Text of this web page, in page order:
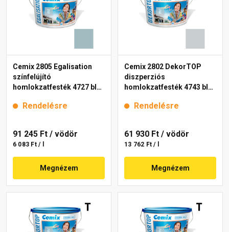
Cemix 2805 Egalisation
színfelújító
homlokzatfesték 4727 blue
Rendelésre
91 245 Ft / vödör
6 083 Ft / l
Megnézem
Cemix 2802 DekorTOP
diszperziós
homlokzatfesték 4743 blue
Rendelésre
61 930 Ft / vödör
13 762 Ft / l
Megnézem